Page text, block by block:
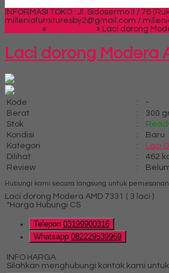
INFORMASI TOKO : Jl. Sidosermo II / 76
milleniafurnituresby2@gmail.com /
» » Laci dorong
Laci dorong Modera
Kode :
-
Berat
:
300
Stok
:
Kondisi
:
Baru
Kategori
: Laci
Dilihat
:
462
Review
:
Hubungi kami secara langsung untuk
Laci dorong Modera AMD 7331 ( 3 laci )
*Harga Hubungi CS
Telepon 03199900316
Whatsapp 082229539969
INFO HARGA
Silahkan menghubungi kontak kami